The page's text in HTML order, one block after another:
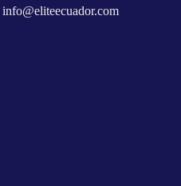
info@eliteecuador.com